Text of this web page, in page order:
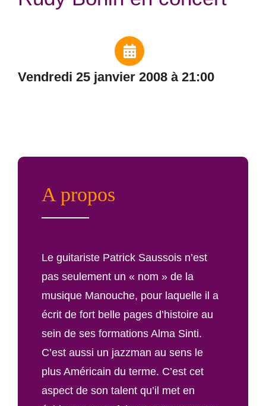
vendredi 25 janvier 2008 à 21:00
A propos
Le guitariste Patrick Saussois n’est
pas seulement un « nom » de la
musique Manouche, pour laquelle il a
écrit de fort belle pages d’histoire au
sein de ses formations Alma Sinti.
C’est aussi un jazzman au sens le
plus Américain du terme. C’est cet
aspect de son talent qu’il met en